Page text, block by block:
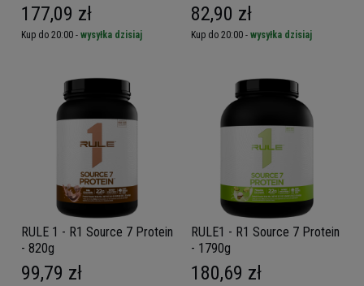
177,09 zł
Kup do 20:00 - wysyłka dzisiaj
82,90 zł
Kup do 20:00 - wysyłka dzisiaj
RULE 1 - R1 Source 7 Protein
- 820g
99,79 zł
RULE1 - R1 Source 7 Protein
- 1790g
180,69 zł